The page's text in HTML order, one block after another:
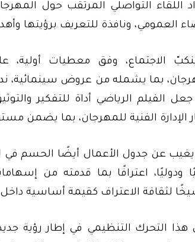
اللقاء التواصلي المرتقب حول
العمومي، ونافذة للتعريف برؤيتها
الاجتماع، وفق معطيات أولية،
بما يشمله من عروض سينمائية،
الفيلم الرياضي أداة للتفكير
الإدارة الفنية للمهرجان، بما يضمن
عن جدول الأعمال أيضًا الحسم في
ودوليًا، اعترافًا بما قدمته من
لثقافة الاعتراف كقيمة أساسية
هذا التحرك التنظيمي في إطار رؤية